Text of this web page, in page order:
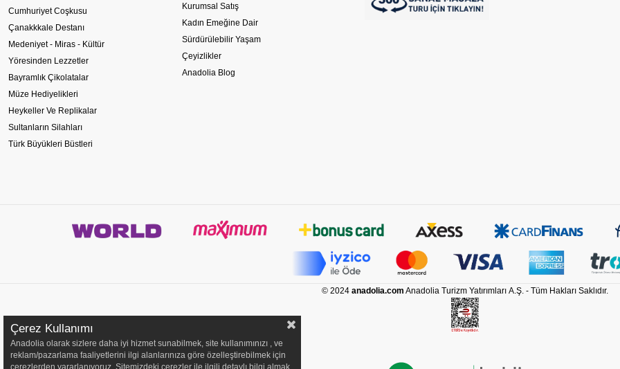
Cumhuriyet Coşkusu
Çanakkkale Destanı
Medeniyet - Miras - Kültür
Yöresinden Lezzetler
Bayramlık Çikolatalar
Müze Hediyelikleri
Heykeller Ve Replikalar
Sultanların Silahları
Türk Büyükleri Büstleri
Kurumsal Satış
Kadın Emeğine Dair
Sürdürülebilir Yaşam
Çeyizlikler
Anadolia Blog
© 2024 anadolia.com Anadolia Turizm Yatırımları A.Ş. - Tüm Hakları Saklıdır.
Çerez Kullanımı
Anadolia olarak sizlere daha iyi hizmet sunabilmek, site kullanımınızı , ve
reklam/pazarlama faaliyetlerini ilgi alanlarınıza göre özelleştirebilmek için
çerezlerden yararlanıyoruz. Sitemizdeki çerezler ile ilgili detaylı bilgi almak